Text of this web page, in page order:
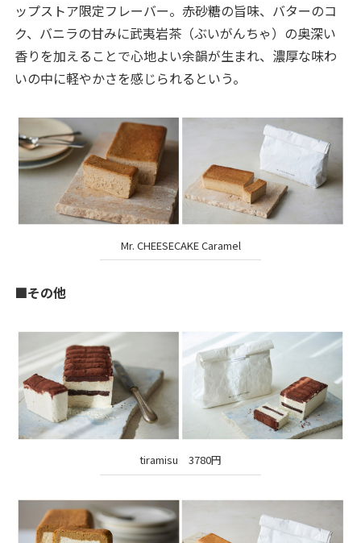
ップストア限定フレーバー。赤砂糖の旨味、バターのコ
ク、バニラの甘みに武夷岩茶（ぶいがんちゃ）の奥深い
香りを加えることで心地よい余韻が生まれ、濃厚な味わ
いの中に軽やかさを感じられるという。
Mr. CHEESECAKE Caramel
■その他
tiramisu 3780円